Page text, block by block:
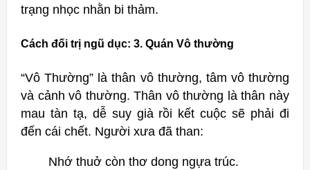
trạng nhọc nhằn bi thảm.
Cách đối trị ngũ dục: 3. Quán Vô thường
“Vô Thường” là thân vô thường, tâm vô thường
và cảnh vô thường. Thân vô thường là thân này
mau tàn tạ, dễ suy già rồi kết cuộc sẽ phải đi
đến cái chết. Người xưa đã than:
Nhớ thuở còn thơ dong ngựa trúc.